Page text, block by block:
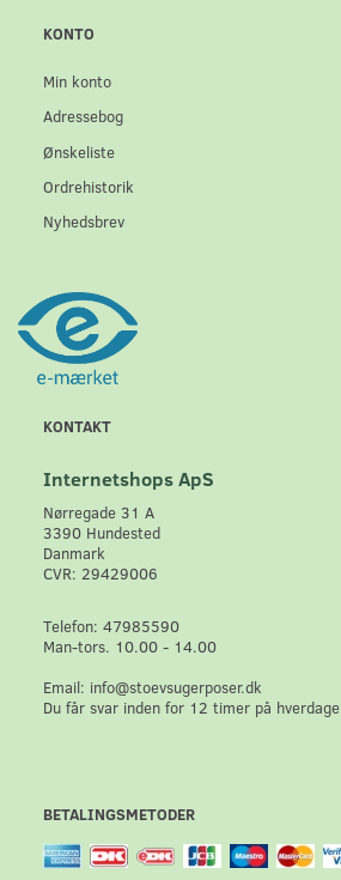
KONTO
Min konto
Adressebog
Ønskeliste
Ordrehistorik
Nyhedsbrev
KONTAKT
Internetshops ApS
Nørregade 31 A
3390 Hundested
Danmark
CVR: 29429006
Telefon: 47985590
Man-tors. 10.00 - 14.00
Email: info@stoevsugerposer.dk
Du får svar inden for 12 timer på hverdage
BETALINGSMETODER